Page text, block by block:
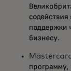
поддержки
бизнесу.
Mastercard
программу,